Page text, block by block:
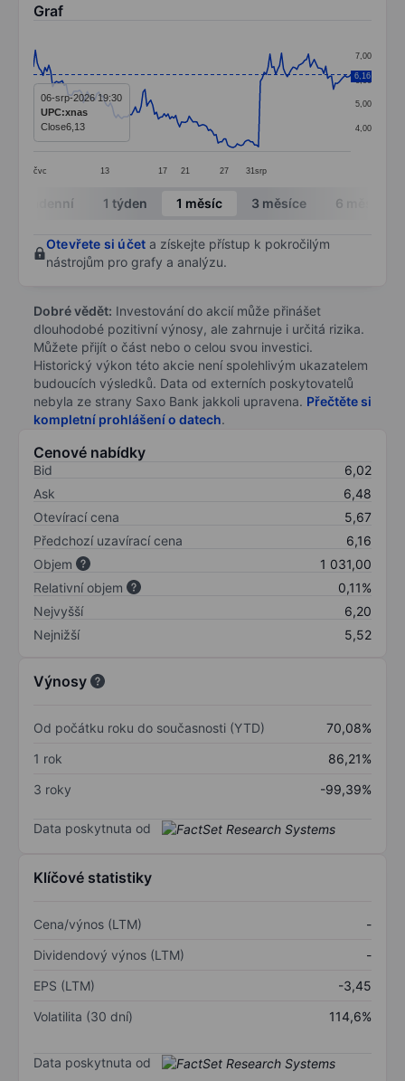
Graf
Line chart with 166 data points.
The chart has 1 X axis displaying categories.
The chart has 1 Y axis displaying values. Data ranges
čvc 13 17 21 27 31srp
4,00
5,00
6,00
7,00
6,16
06-srp-2026 19:30
UPC:xnas
Close6,13
End of interactive chart.
Intradenní 1 týden 1 měsíc 3 měsíce 6 měsíců
Otevřete si účet a získejte přístup k pokročilým
nástrojům pro grafy a analýzu.
Dobré vědět: Investování do akcií může přinášet
dlouhodobé pozitivní výnosy, ale zahrnuje i určitá rizika.
Můžete přijít o část nebo o celou svou investici.
Historický výkon této akcie není spolehlivým ukazatelem
budoucích výsledků. Data od externích poskytovatelů
nebyla ze strany Saxo Bank jakkoli upravena. Přečtěte si
kompletní prohlášení o datech.
Cenové nabídky
Bid
6,02
Ask
6,48
Otevírací cena
5,67
Předchozí uzavírací cena
6,16
Objem
1 031,00
Relativní objem
0,11%
Nejvyšší
6,20
Nejnižší
5,52
Výnosy
Od počátku roku do současnosti (YTD)
70,08%
1 rok
86,21%
3 roky
-99,39%
Data poskytnuta od
Klíčové statistiky
Cena/výnos (LTM)
-
Dividendový výnos (LTM)
-
EPS (LTM)
-3,45
Volatilita (30 dní)
114,6%
Data poskytnuta od